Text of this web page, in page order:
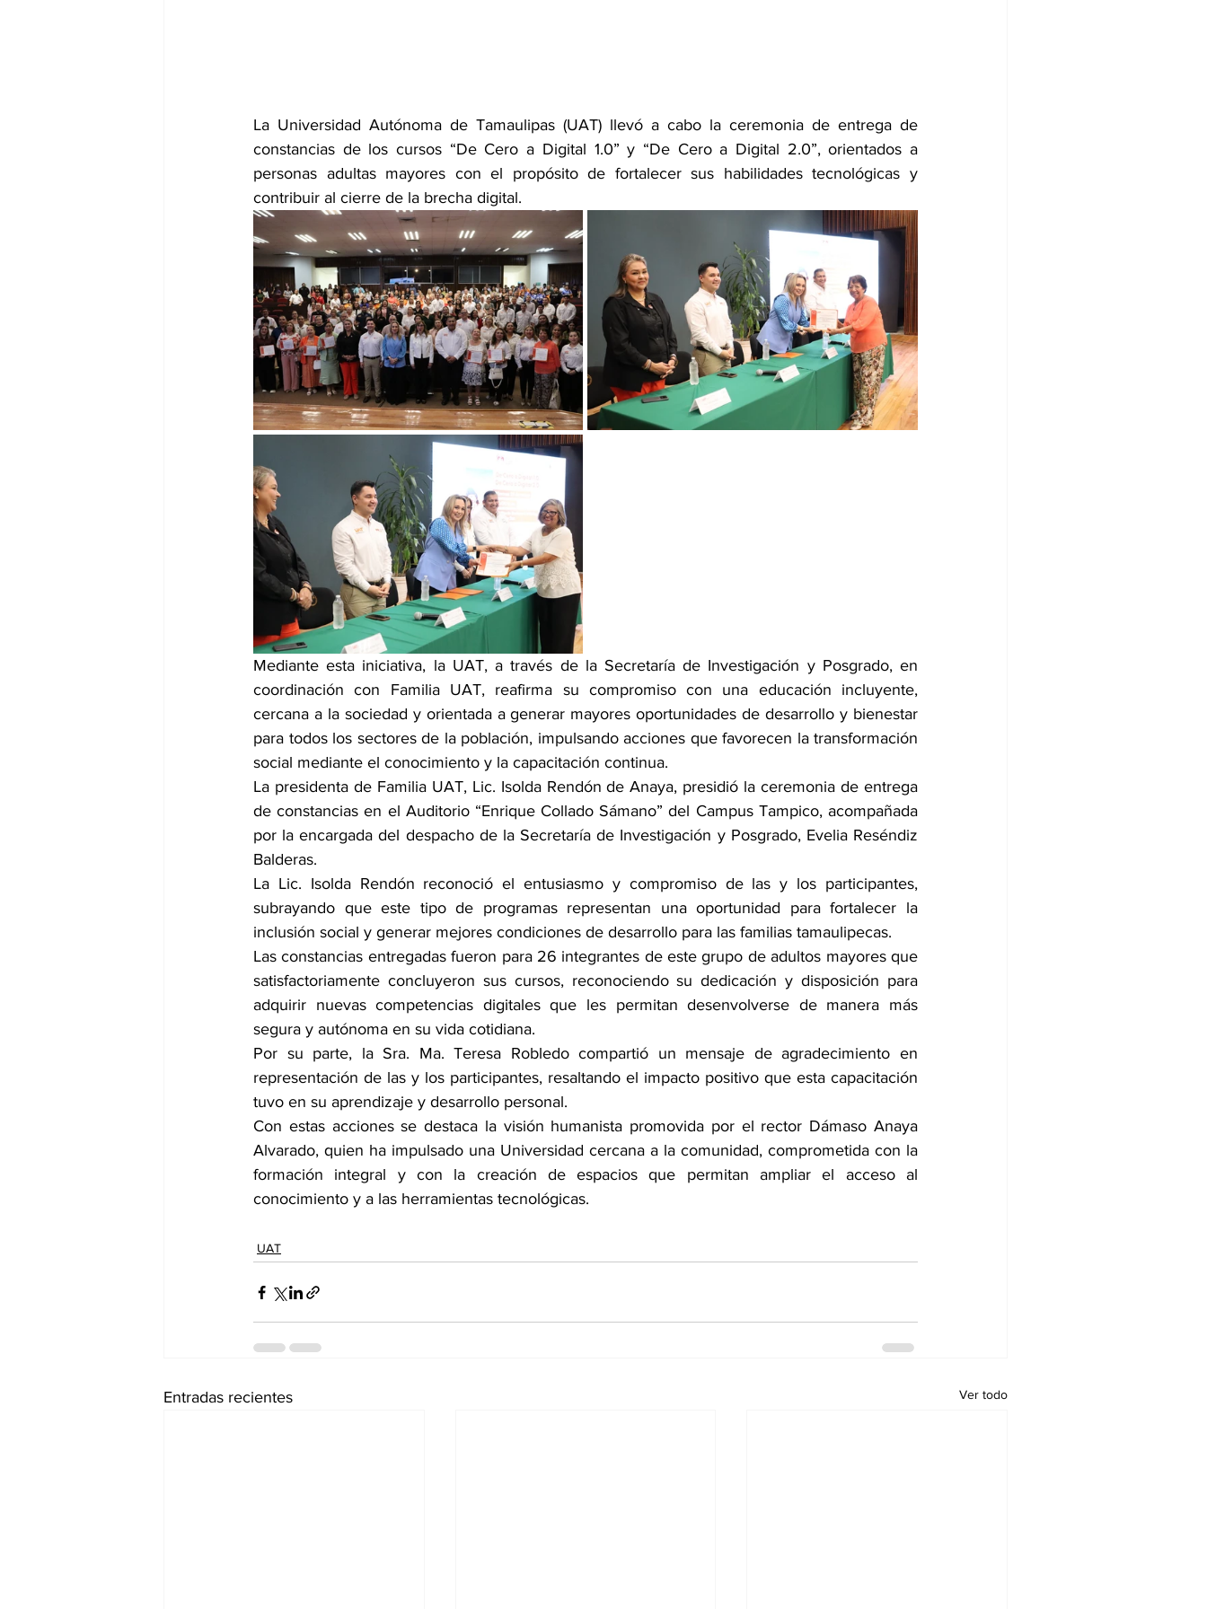
La Universidad Autónoma de Tamaulipas (UAT) llevó a cabo la ceremonia de entrega de
constancias de los cursos “De Cero a Digital 1.0” y “De Cero a Digital 2.0”, orientados a
personas adultas mayores con el propósito de fortalecer sus habilidades tecnológicas y
contribuir al cierre de la brecha digital.
Mediante esta iniciativa, la UAT, a través de la Secretaría de Investigación y Posgrado, en
coordinación con Familia UAT, reafirma su compromiso con una educación incluyente,
cercana a la sociedad y orientada a generar mayores oportunidades de desarrollo y bienestar
para todos los sectores de la población, impulsando acciones que favorecen la transformación
social mediante el conocimiento y la capacitación continua.
La presidenta de Familia UAT, Lic. Isolda Rendón de Anaya, presidió la ceremonia de entrega
de constancias en el Auditorio “Enrique Collado Sámano” del Campus Tampico, acompañada
por la encargada del despacho de la Secretaría de Investigación y Posgrado, Evelia Reséndiz
Balderas.
La Lic. Isolda Rendón reconoció el entusiasmo y compromiso de las y los participantes,
subrayando que este tipo de programas representan una oportunidad para fortalecer la
inclusión social y generar mejores condiciones de desarrollo para las familias tamaulipecas.
Las constancias entregadas fueron para 26 integrantes de este grupo de adultos mayores que
satisfactoriamente concluyeron sus cursos, reconociendo su dedicación y disposición para
adquirir nuevas competencias digitales que les permitan desenvolverse de manera más
segura y autónoma en su vida cotidiana.
Por su parte, la Sra. Ma. Teresa Robledo compartió un mensaje de agradecimiento en
representación de las y los participantes, resaltando el impacto positivo que esta capacitación
tuvo en su aprendizaje y desarrollo personal.
Con estas acciones se destaca la visión humanista promovida por el rector Dámaso Anaya
Alvarado, quien ha impulsado una Universidad cercana a la comunidad, comprometida con la
formación integral y con la creación de espacios que permitan ampliar el acceso al
conocimiento y a las herramientas tecnológicas.
UAT
Entradas recientes Ver todo